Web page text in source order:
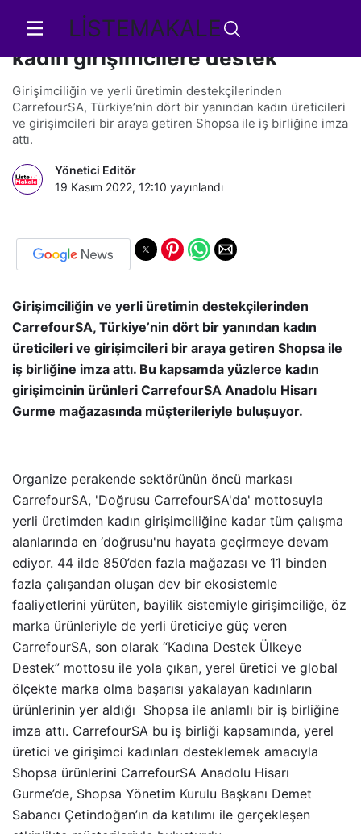
LİSTEMAKALE
CarrefourSA’dan yerli üretici ve
kadın girişimcilere destek
Girişimciliğin ve yerli üretimin destekçilerinden
CarrefourSA, Türkiye’nin dört bir yanından kadın üreticileri
ve girişimcileri bir araya getiren Shopsa ile iş birliğine imza
attı.
Yönetici Editör
19 Kasım 2022, 12:10 yayınlandı
Girişimciliğin ve yerli üretimin destekçilerinden
CarrefourSA, Türkiye’nin dört bir yanından kadın
üreticileri ve girişimcileri bir araya getiren Shopsa ile
iş birliğine imza attı. Bu kapsamda yüzlerce kadın
girişimcinin ürünleri CarrefourSA Anadolu Hisarı
Gurme mağazasında müşterileriyle buluşuyor.
Organize perakende sektörünün öncü markası
CarrefourSA, 'Doğrusu CarrefourSA'da' mottosuyla
yerli üretimden kadın girişimciliğine kadar tüm çalışma
alanlarında en ‘doğrusu'nu hayata geçirmeye devam
ediyor. 44 ilde 850’den fazla mağazası ve 11 binden
fazla çalışandan oluşan dev bir ekosistemle
faaliyetlerini yürüten, bayilik sistemiyle girişimciliğe, öz
marka ürünleriyle de yerli üreticiye güç veren
CarrefourSA, son olarak “Kadına Destek Ülkeye
Destek” mottosu ile yola çıkan, yerel üretici ve global
ölçekte marka olma başarısı yakalayan kadınların
ürünlerinin yer aldığı Shopsa ile anlamlı bir iş birliğine
imza attı. CarrefourSA bu iş birliği kapsamında, yerel
üretici ve girişimci kadınları desteklemek amacıyla
Shopsa ürünlerini CarrefourSA Anadolu Hisarı
Gurme’de, Shopsa Yönetim Kurulu Başkanı Demet
Sabancı Çetindoğan’ın da katılımı ile gerçekleşen